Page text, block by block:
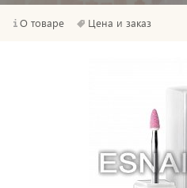
О товаре Цена и заказ